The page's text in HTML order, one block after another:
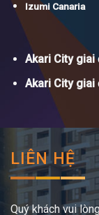
Izumi Canaria
Akari City giai
Akari City giai
LIÊN HỆ
Quý khách vui